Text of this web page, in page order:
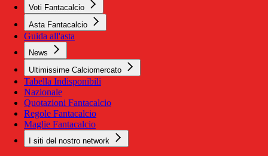
Voti Fantacalcio
Asta Fantacalcio
Guida all'asta
News
Ultimissime Calciomercato
Tabella Indisponibili
Nazionale
Quotazioni Fantacalcio
Regole Fantacalcio
Maglie Fantacalcio
I siti del nostro network